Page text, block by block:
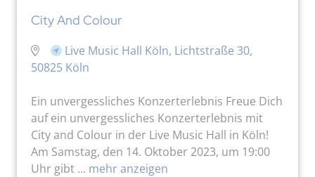
City And Colour
Live Music Hall Köln, Lichtstraße 30,
50825 Köln
Ein unvergessliches Konzerterlebnis Freue Dich
auf ein unvergessliches Konzerterlebnis mit
City and Colour in der Live Music Hall in Köln!
Am Samstag, den 14. Oktober 2023, um 19:00
Uhr gibt ... mehr anzeigen